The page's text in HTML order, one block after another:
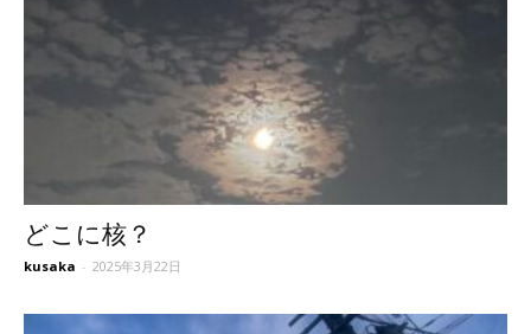
どこに核？
kusaka - 2025年3月22日